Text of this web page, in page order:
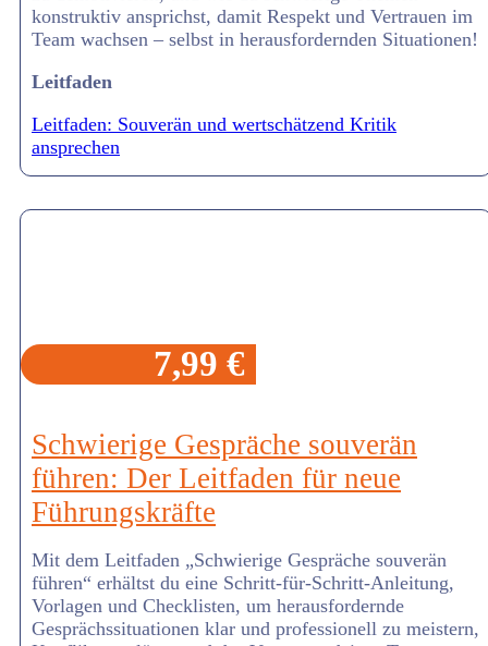
konstruktiv ansprichst, damit Respekt und Vertrauen im
Team wachsen – selbst in herausfordernden Situationen!
Leitfaden
Leitfaden: Souverän und wertschätzend Kritik
ansprechen
7,99 €
Schwierige Gespräche souverän
führen: Der Leitfaden für neue
Führungskräfte
Mit dem Leitfaden „Schwierige Gespräche souverän
führen“ erhältst du eine Schritt-für-Schritt-Anleitung,
Vorlagen und Checklisten, um herausfordernde
Gesprächssituationen klar und professionell zu meistern,